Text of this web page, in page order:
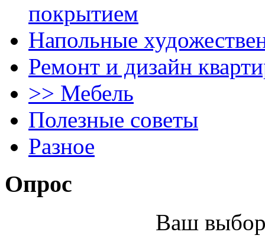
покрытием
Напольные
Ремонт и дизайн
>> Мебель
Полезные советы
Разное
Опрос
Ваш выбор